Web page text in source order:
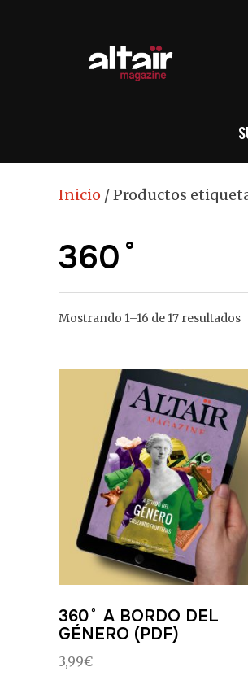
Inicio / Productos
360˚
Mostrando 1–16 de 17 resultados
360˚ A BORDO DEL
GÉNERO (PDF)
3,99€